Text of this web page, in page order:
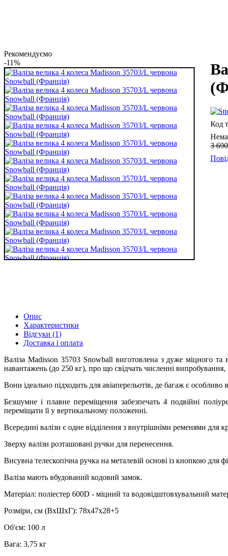
Рекомендуємо
-11%
3 690
Опис
Характеристики
Відгуки (1)
Доставка і оплата
Валіза Madisson 35703 Snowball виготовлена ​​з дуже міцного та
навантажень (до 250 кг), про що свідчать численні випробування,
Вони ідеально підходить для авіаперельотів, де багаж є
Безшумне і плавне переміщення забезпечать 4 подвійні
переміщати її у вертикальному положенні.
Всередині валізи є одне відділення з внутрішніми ременями для
Зверху валізи розташовані ручки для перенесення.
Висувна телескопічна ручка на металевій основі із кнопкою для
Валіза мають вбудований кодовий замок.
Матеріал: поліестер 600D - міцний та водовідштовхувальний
Розміри, см (ВхШхГ): 78х47х28+5
Об'єм: 100 л
Вага: 3,75 кг